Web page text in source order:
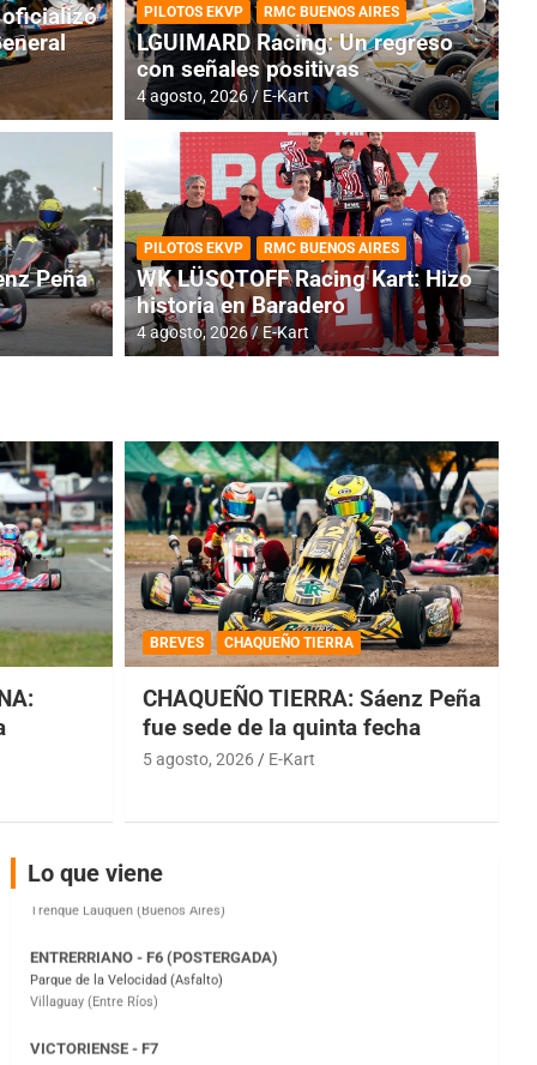
RMC BUENOS AIRES
Cerró una jornada
oficializó
Peña
PILOTOS EKVP RMC BUENOS AIRES
LGUIMARD Racing: Un regreso
con señales positivas
4 agosto, 2026 E-Kart
PILOTOS EKVP RMC BUENOS AIRES
WK LÜSQTOFF Racing Kart: Hizo
historia en Baradero
4 agosto, 2026 E-Kart
BREVES CHAQUEÑO TIERRA
CHAQUEÑO TIERRA: Sáenz Peña
fue sede de la quinta fecha
5 agosto, 2026 E-Kart
Lo que viene
COBERTURA ESPECIAL DE E-KART.COM.AR
08/09-AGO
Ramiro Tot (Asfalto)
Baradero (Buenos Aires)
ENTRERRIANO - F6 (POSTERGADA)
Parque de la Velocidad (Asfalto)
Villaguay (Entre Ríos)
VICTORIENSE - F7
El Cerro (Tierra)
Victoria (Entre Ríos)
PATAGONICO - F6